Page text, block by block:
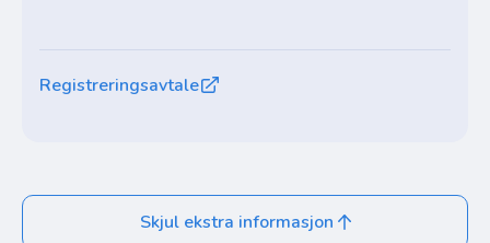
Registreringsavtale
Skjul ekstra informasjon